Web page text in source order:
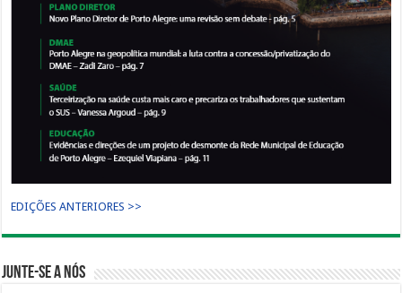
EDIÇÕES ANTERIORES >>
Junte-se a nós